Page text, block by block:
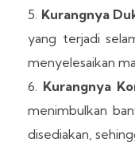
Kurangnya
yang terjadi
menyelesaikan
Kurangnya
menimbulkan
disediakan,